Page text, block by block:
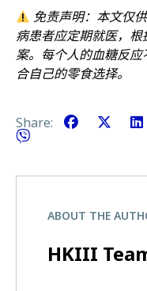
免责声明：本文仅
病患者应定期就医，
案。每个人的血糖反
合自己的零食选择。
Share:
ABOUT THE
HKIII